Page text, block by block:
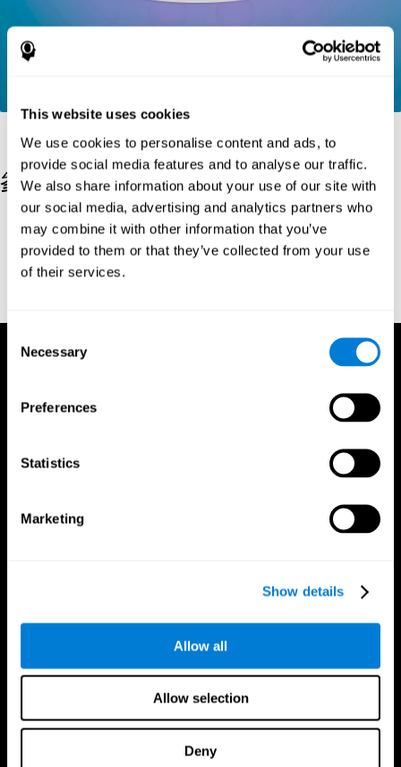
This website uses cookies
We use cookies to personalise content and ads, to
provide social media features and to analyse our traffic.
We also share information about your use of our site with
our social media, advertising and analytics partners who
may combine it with other information that you’ve
provided to them or that they’ve collected from your use
of their services.
Selection
Necessary
Preferences
Statistics
Marketing
Show details
Allow all
Allow selection
Deny
參考文獻
Kaplan, E., Goodglass, H., Weintraub, S. (1983). Boston Naming
Test. Philadelphia: Lea & Febiger
Wechsler, D. (1997). WAIS-III: Wechsler Adult Intelligence Scale -
Third edition administration and scoring manual. San Antonio,
CogniFit App